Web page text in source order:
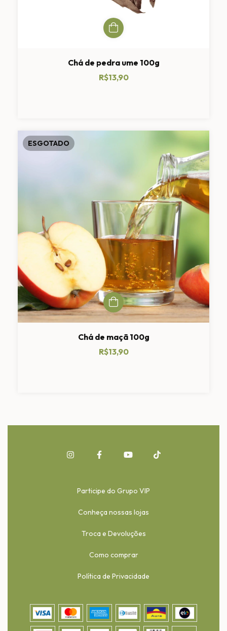
Chá de pedra ume 100g
R$13,90
ESGOTADO
Chá de maçã 100g
R$13,90
Participe do Grupo VIP
Conheça nossas lojas
Troca e Devoluções
Como comprar
Política de Privacidade